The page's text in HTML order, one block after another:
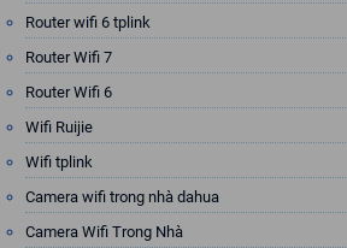
Router wifi 6 tplink
Router Wifi 7
Router Wifi 6
Wifi Ruijie
Wifi tplink
Camera wifi trong nhà dahua
Camera Wifi Trong Nhà